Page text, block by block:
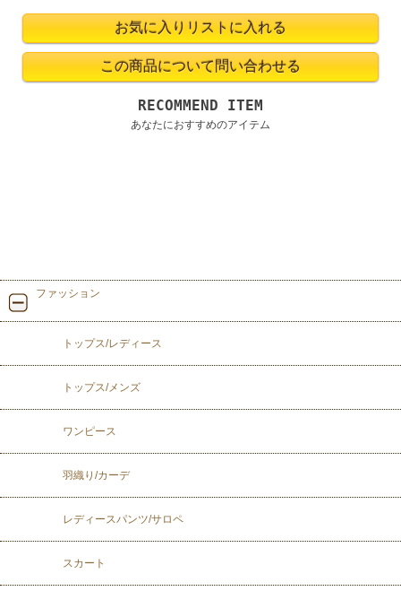
RECOMMEND ITEM
あなたにおすすめのアイテム
ファッション
トップス/レディース
トップス/メンズ
ワンピース
羽織り/カーデ
レディースパンツ/サロペ
スカート